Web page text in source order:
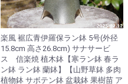
楽風 裾広青伊羅保ラン鉢 5号(外径
15.8cm 高さ26.8cm) サナサービ
ス 信楽焼 植木鉢【寒ラン鉢 春ラ
ン鉢 ラン鉢 蘭鉢】【山野草鉢 多肉
植物鉢 サボテン鉢 盆栽鉢 果樹苗 ア